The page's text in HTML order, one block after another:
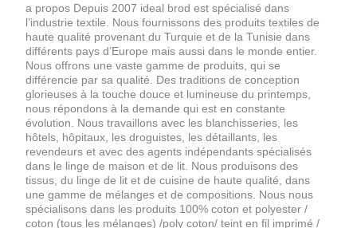
a propos Depuis 2007 ideal brod est spécialisé dans
l’industrie textile. Nous fournissons des produits textiles de
haute qualité provenant du Turquie et de la Tunisie dans
différents pays d’Europe mais aussi dans le monde entier.
Nous offrons une vaste gamme de produits, qui se
différencie par sa qualité. Des traditions de conception
glorieuses à la touche douce et lumineuse du printemps,
nous répondons à la demande qui est en constante
évolution. Nous travaillons avec les blanchisseries, les
hôtels, hôpitaux, les droguistes, les détaillants, les
revendeurs et avec des agents indépendants spécialisés
dans le linge de maison et de lit. Nous produisons des
tissus, du linge de lit et de cuisine de haute qualité, dans
une gamme de mélanges et de compositions. Nous nous
spécialisons dans les produits 100% coton et polyester /
coton (tous les mélanges) /poly coton/ teint en fil imprimé /